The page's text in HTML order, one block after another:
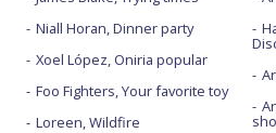
Niall Horan, Dinner party
Xoel López, Oniria popular
Foo Fighters, Your favorite toy
Loreen, Wildfire